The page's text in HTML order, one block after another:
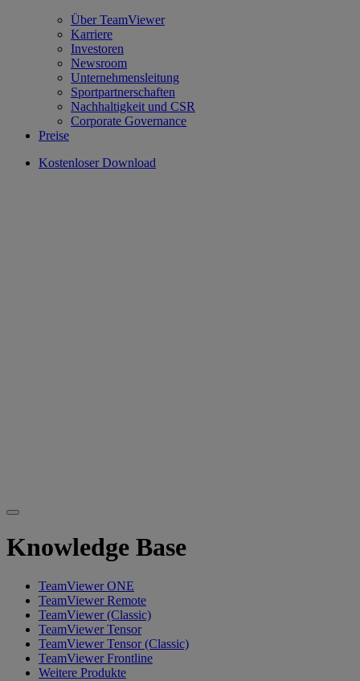
Über TeamViewer
Karriere
Investoren
Newsroom
Unternehmensleitung
Sportpartnerschaften
Nachhaltigkeit und CSR
Corporate Governance
Preise
Kostenloser Download
Knowledge Base
TeamViewer ONE
TeamViewer Remote
TeamViewer (Classic)
TeamViewer Tensor
TeamViewer Tensor (Classic)
TeamViewer Frontline
Weitere Produkte